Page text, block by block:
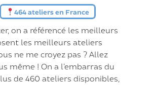
464 ateliers en France
on a référencé les meilleurs
les meilleurs ateliers
ne me croyez pas ? Allez
même ! On a l’embarras du
de 460 ateliers disponibles,